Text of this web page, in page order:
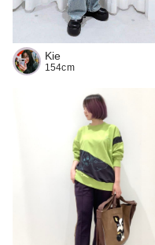
Kie
154cm